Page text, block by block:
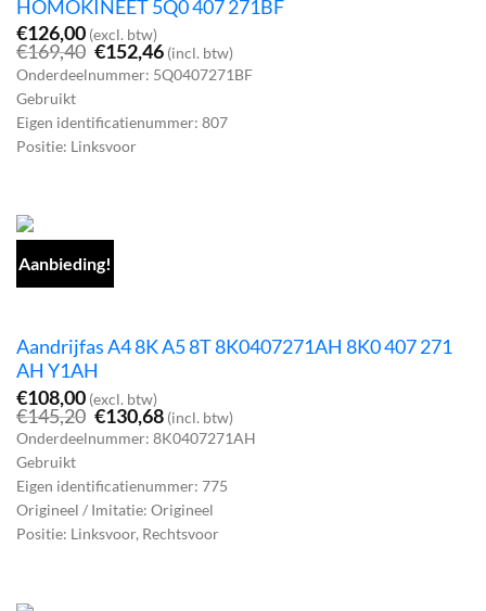
HOMOKINEET 5Q0 407 271BF
€126,00 (excl. btw)
€169,40 Oorspronkelijke
prijs
was:
€152,46Huidige
prijs
is:
(incl. btw)
Onderdeelnummer: 5Q0407271BF
Gebruikt
Eigen identificatienummer: 807
Positie: Linksvoor
Aanbieding!
Aandrijfas A4 8K A5 8T 8K0407271AH 8K0 407 271
AH Y1AH
€108,00 (excl. btw)
€145,20 Oorspronkelijke
prijs
€130,68Huidige
prijs
(incl. btw)
Onderdeelnummer: 8K0407271AH
Gebruikt
Eigen identificatienummer: 775
Origineel / Imitatie: Origineel
Positie: Linksvoor, Rechtsvoor